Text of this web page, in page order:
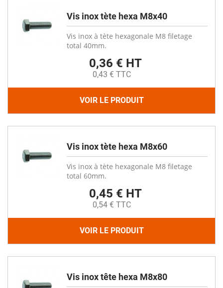
Vis inox tète hexa M8x40
Vis inox à tète hexagonale M8 filetage
total 40mm.
0,36 € HT
0,43 € TTC
VOIR LE PRODUIT
Vis inox tète hexa M8x60
Vis inox à tète hexagonale M8 filetage
total 60mm.
0,45 € HT
0,54 € TTC
VOIR LE PRODUIT
Vis inox tête hexa M8x80